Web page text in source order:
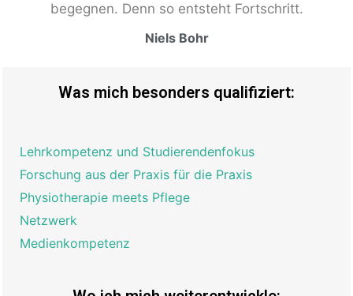
begegnen. Denn so entsteht Fortschritt.
Niels Bohr
Was mich besonders qualifiziert:
Lehrkompetenz und Studierendenfokus
Forschung aus der Praxis für die Praxis
Physiotherapie meets Pflege
Netzwerk
Medienkompetenz